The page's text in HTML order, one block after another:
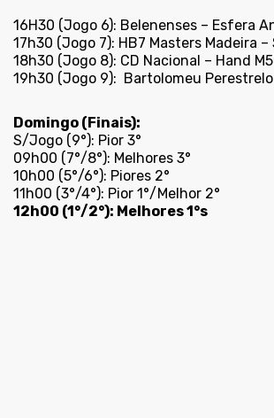
16H30 (Jogo 6): Belenenses – Esfera
17h30 (Jogo 7): HB7 Masters Madeira
18h30 (Jogo 8): CD Nacional – Hand
19h30 (Jogo 9): Bartolomeu
Domingo (Finais):
S/Jogo (9°): Pior 3°
09h00 (7°/8°): Melhores 3°
10h00 (5°/6°): Piores 2°
11h00 (3°/4°): Pior 1°/Melhor 2°
12h00 (1°/2°): Melhores 1°s